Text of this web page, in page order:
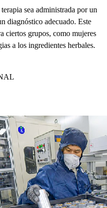
sea administrada por un
diagnóstico adecuado. Este
ciertos grupos, como mujeres
a los ingredientes herbales.